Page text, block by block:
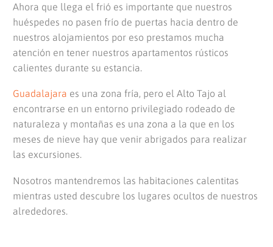
Ahora que llega el frió es importante que nuestros
huéspedes no pasen frío de puertas hacia dentro de
nuestros alojamientos por eso prestamos mucha
atención en tener nuestros apartamentos rústicos
calientes durante su estancia.
Guadalajara es una zona fría, pero el Alto Tajo al
encontrarse en un entorno privilegiado rodeado de
naturaleza y montañas es una zona a la que en los
meses de nieve hay que venir abrigados para realizar
las excursiones.
Nosotros mantendremos las habitaciones calentitas
mientras usted descubre los lugares ocultos de nuestros
alrededores.